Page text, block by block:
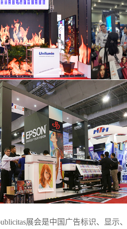
展会是中国广告标识、 显示、